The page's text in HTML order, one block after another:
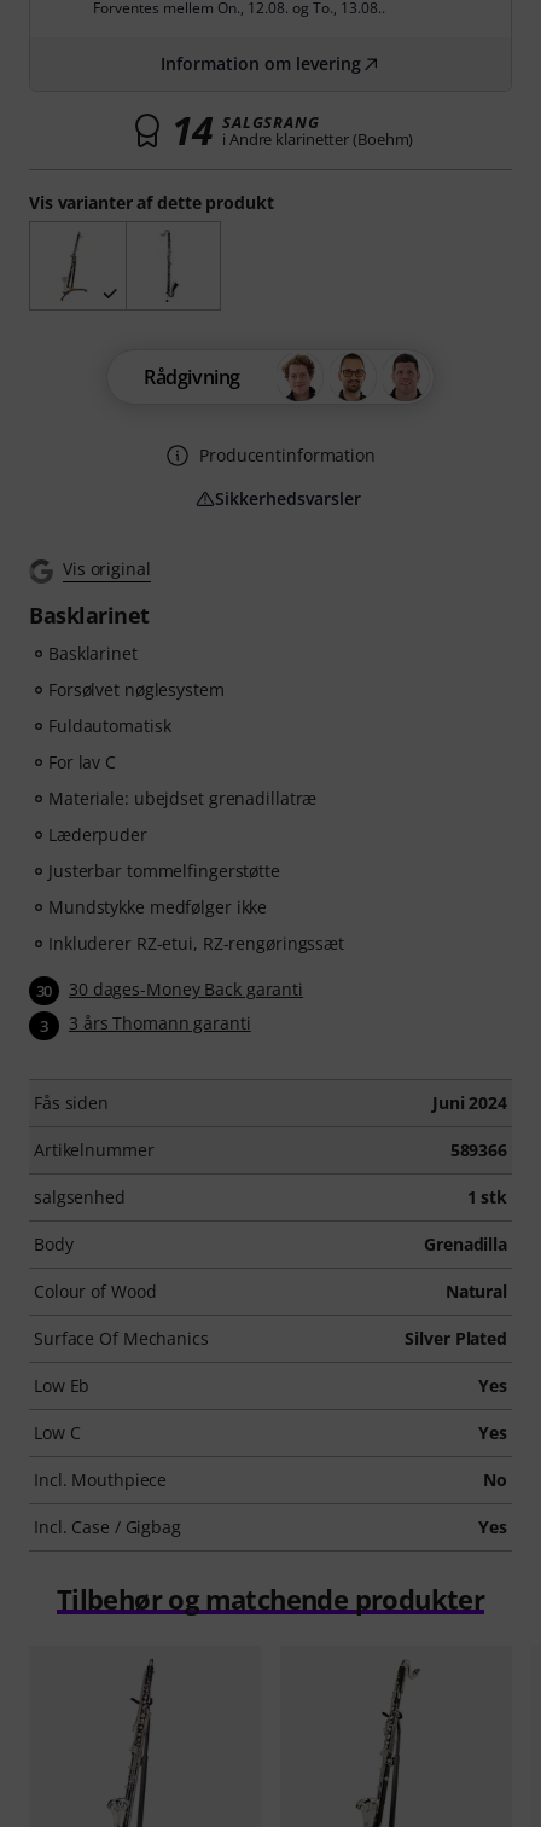
Vis original
Basklarinet
Basklarinet
Forsølvet nøglesystem
Fuldautomatisk
For lav C
Materiale: ubejdset grenadillatræ
Læderpuder
Justerbar tommelfingerstøtte
Mundstykke medfølger ikke
Inkluderer RZ-etui, RZ-rengøringssæt
30 30 dages-Money Back garanti
3 3 års Thomann garanti
Fås siden Juni 2024
Artikelnummer 589366
salgsenhed 1 stk
Body Grenadilla
Colour of Wood Natural
Surface Of Mechanics Silver Plated
Low Eb Yes
Low C Yes
Incl. Mouthpiece No
Incl. Case / Gigbag Yes
Vis varianter af dette produkt
Forventes mellem On., 12.08. og To., 13.08..
Information om levering
14 SALGSRANG
i Andre klarinetter (Boehm)
Rådgivning
Producentinformation
Sikkerhedsvarsler
Tilbehør og matchende produkter